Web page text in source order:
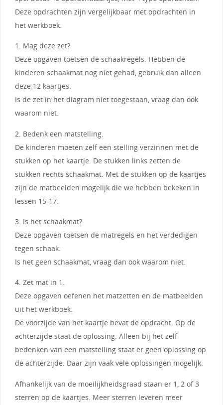
Deze opdrachten zijn vergelijkbaar met opdrachten in
het werkboek.
1. Mag deze zet?
Deze opgaven toetsen de schaakregels. Hebben de
kinderen schaakmat nog niet gehad, gebruik dan alleen
deze 12 kaartjes.
Is de zet in het diagram niet toegestaan, vraag dan ook
waarom niet.
2. Bedenk een matstelling.
De kinderen moeten zelf een stelling verzinnen met de
stukken op het kaartje. De stukken links zetten de
stukken rechts schaakmat. Met de stukken op de kaartjes
zijn de matbeelden mogelijk die we hebben bekeken in
lessen 15-17.
3. Is het schaakmat?
Deze opgaven toetsen de matregels en het verdedigen
tegen schaak.
Is het geen schaakmat, vraag dan ook waarom niet.
4. Zet mat in 1.
Deze opgaven oefenen het matzetten en de matbeelden
uit het werkboek.
De voorzijde van het kaartje bevat de opdracht. Op de
achterzijde staat de oplossing. Alleen bij het zelf
bedenken van een matstelling staat er geen oplossing op
de achterzijde. Daar zijn vaak vele oplossingen mogelijk.
Afhankelijk van de moeilijkheidsgraad staan er 1, 2 of 3
sterren op de kaartjes. Meer sterren leveren meer